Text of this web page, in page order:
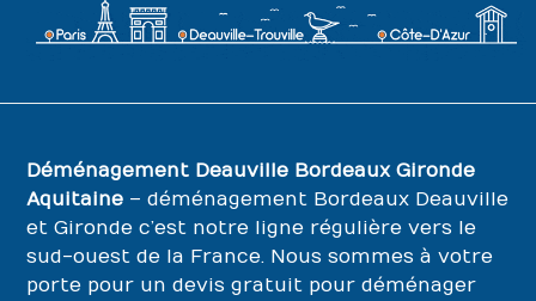
Déménagement Deauville Bordeaux Gironde
Aquitaine – déménagement Bordeaux Deauville
et Gironde c’est notre ligne régulière vers le
sud-ouest de la France. Nous sommes à votre
porte pour un devis gratuit pour déménager